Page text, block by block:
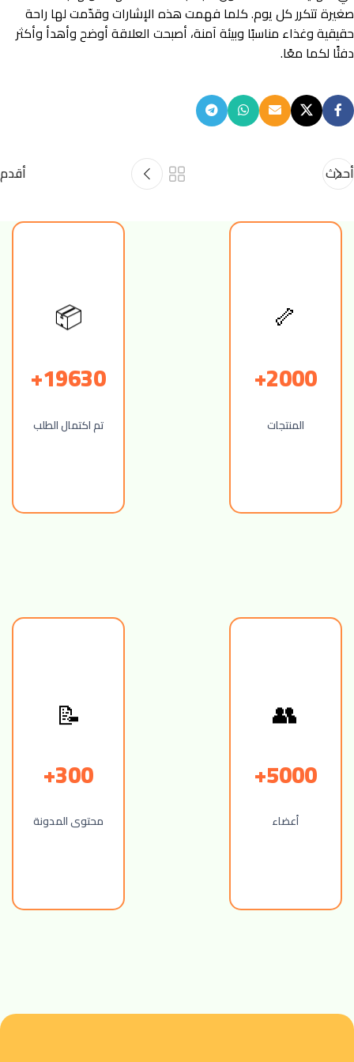
صغيرة تتكرر كل يوم. كلما فهمت هذه الإشارات وقدّمت لها راحة
حقيقية وغذاء مناسبًا وبيئة آمنة، أصبحت العلاقة أوضح وأهدأ وأكثر
دفئًا لكما معًا.
أحدث أقدم
🦴
2000+
المنتجات
📦
19630+
تم اكتمال الطلب
👥
5000+
أعضاء
📝
300+
محتوى المدونة